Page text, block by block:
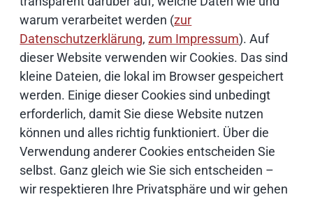
warum verarbeitet werden (zur
Datenschutzerklärung,zum Impressum). Auf
dieser Website verwenden wir Cookies. Das sind
kleine Dateien, die lokal im Browser gespeichert
werden. Einige dieser Cookies sind unbedingt
erforderlich, damit Sie diese Website nutzen
können und alles richtig funktioniert. Über die
Verwendung anderer Cookies entscheiden Sie
selbst. Ganz gleich wie Sie sich entscheiden –
wir respektieren Ihre Privatsphäre und wir gehen
Mehr zum Projekt KERN erfahren
UX-Standard für die Verwaltung: Projekt KERN
gewinnt beim 24. eGovernment-Wettbewerb |
Dataport
KERN UX-Standard: Ein Design-System für den
Staat | Dataport